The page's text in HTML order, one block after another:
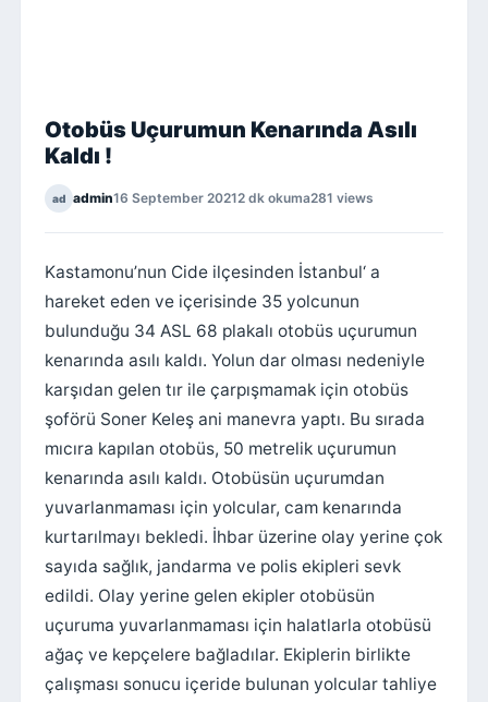
Otobüs Uçurumun Kenarında Asılı
Kaldı !
ad admin16 September 20212 dk okuma281 views
Kastamonu’nun Cide ilçesinden İstanbul‘ a
hareket eden ve içerisinde 35 yolcunun
bulunduğu 34 ASL 68 plakalı otobüs uçurumun
kenarında asılı kaldı. Yolun dar olması nedeniyle
karşıdan gelen tır ile çarpışmamak için otobüs
şoförü Soner Keleş ani manevra yaptı. Bu sırada
mıcıra kapılan otobüs, 50 metrelik uçurumun
kenarında asılı kaldı. Otobüsün uçurumdan
yuvarlanmaması için yolcular, cam kenarında
kurtarılmayı bekledi. İhbar üzerine olay yerine çok
sayıda sağlık, jandarma ve polis ekipleri sevk
edildi. Olay yerine gelen ekipler otobüsün
uçuruma yuvarlanmaması için halatlarla otobüsü
ağaç ve kepçelere bağladılar. Ekiplerin birlikte
çalışması sonucu içeride bulunan yolcular tahliye